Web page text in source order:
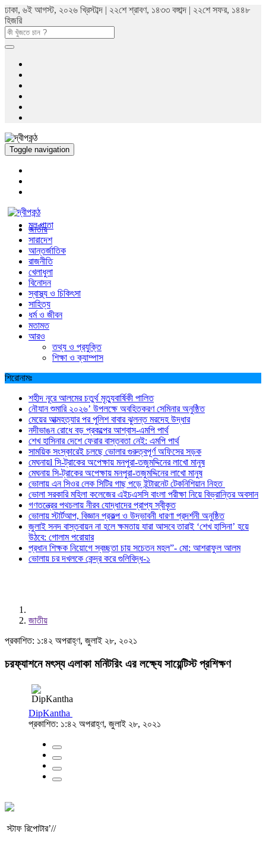
ঢাকা, ৬ই আগস্ট, ২০২৬ খ্রিস্টাব্দ | ২২শে শ্রাবণ, ১৪৩৩ বঙ্গাব্দ | ২২শে সফর, ১৪৪৮
হিজরি
Toggle navigation
মুল পাতা
জাতীয়
সারাদেশ
আন্তর্জাতিক
রাজনীতি
খেলাধুলা
বিনোদন
স্বাস্থ্য ও চিকিৎসা
সাহিত্য
ধর্ম ও জীবন
মতামত
আরও
তথ্য ও প্রযুক্তি
শিক্ষা ও ক্যাম্পাস
শিরোনামঃ
শহীদ নূরে আলমের চতুর্থ মৃত্যুবার্ষিকী পালিত
নৌযান শুমারি ২০২৬’ উপলক্ষে অবহিতকরণ সেমিনার অনুষ্ঠিত
মেয়ের আত্মহত্যার পর পুলিশ বাবার ঝুলন্ত মরদেহ উদ্ধার
নদীভাঙন রোধে বড় প্রকল্পের আশ্বাস-এমপি পার্থ
শেখ হাসিনার দেশে ফেরার বাস্তবতা নেই: এমপি পার্থ
সাময়িক সংস্কারেই চলছে ভোলার গুরুত্বপূর্ণ অফিসের সড়ক
মেঘনায়l সি-ট্রাকের অপেক্ষায় মনপুরা-তজুমদ্দিনের লাখো মানুষ
মেঘনায় সি-ট্রাকের অপেক্ষায় মনপুরা-তজুমদ্দিনের লাখো মানুষ
ভোলায় এন সিওর লেক সিটির গাছ পড়ে ইন্টারনেট টেকনিশিয়ান নিহত
ভোলা সরকারি মহিলা কলেজের এইচএসসি বাংলা পরীক্ষা নিয়ে বিভ্রান্তির অবসান
গণতন্ত্রের পথচলায় নীরব যোদ্ধাদের প্রাপ্য স্বীকৃত
ভোলায় স্টার্টআপ, বিজ্ঞান প্রকল্প ও উদ্ভাবনী ধারণা প্রদর্শনী অনুষ্ঠিত
জুলাই সনদ বাস্তবায়ন না হলে ক্ষমতায় যারা আসবে তারাই ‘শেখ হাসিনা’ হয়ে
উঠবে: গোলাম পরোয়ার
প্রধান শিক্ষক নিয়োগে স্বচ্ছতা চায় সচেতন মহল”- মো: আশরাফুল আলম
ভোলায় চর দখলকে কেন্দ্র করে গুলিবিদ্ধ-১
জাতীয়
প্রকাশিত: ১:৪২ অপরাহ্ণ, জুলাই ২৮, ২০২১
চরফ্যাশনে মৎস্য এলাকা মনিটরিং এর লক্ষ্যে সায়েন্টিস্ট প্রশিক্ষণ
DipKantha
প্রকাশিত: ১:৪২ অপরাহ্ণ, জুলাই ২৮, ২০২১
স্টাফ রিপোটার’//